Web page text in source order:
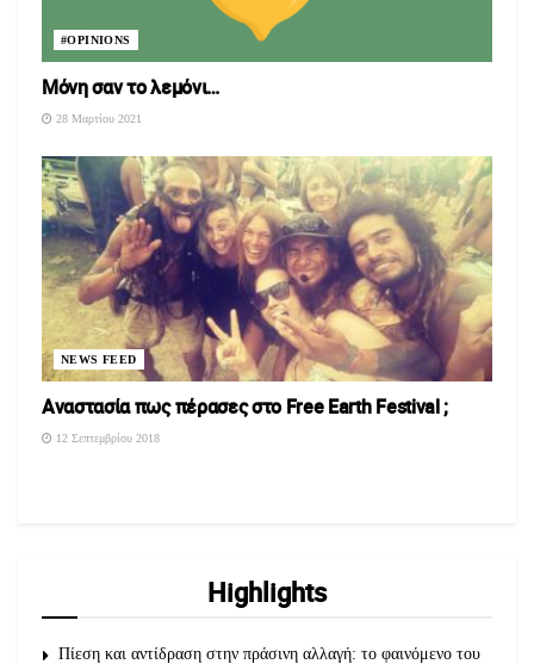
#OPINIONS
Μόνη σαν το λεμόνι…
28 Μαρτίου 2021
NEWS FEED
Aναστασία πως πέρασες στο Free Earth Festival ;
12 Σεπτεμβρίου 2018
Highlights
Πίεση και αντίδραση στην πράσινη αλλαγή: το φαινόμενο του